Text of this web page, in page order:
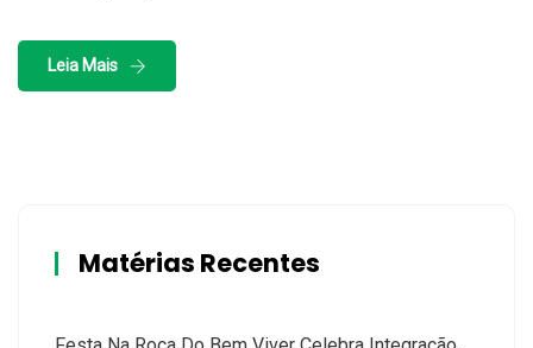
Leia Mais
Matérias Recentes